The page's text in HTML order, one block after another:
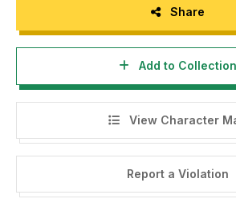
INDONESIA:
Dengan meng-install font ini, dan
anda dianggap mengerti dan
Share
Add to Collection
View Character
Report a Violation